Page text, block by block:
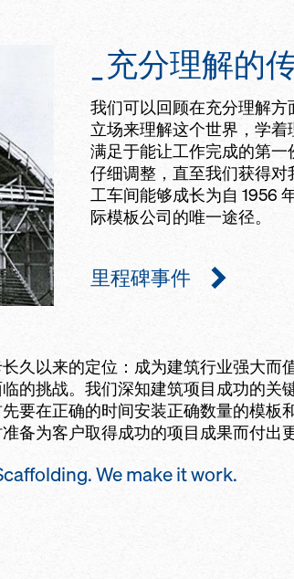
_ 充分理解的
我们可以回顾在充分理解
立场来理解这个世界，学
满足于能让工作完成的第
仔细调整，直至我们获得
工车间能够成长为自 1956
际模板公司的唯一途径。
里程碑事件
久以来的定位：成为建筑行业强大而
的挑战。我们深知建筑项目成功的关
要在正确的时间安装正确数量的模板
备为客户取得成功的项目成果而付出
We make it work.